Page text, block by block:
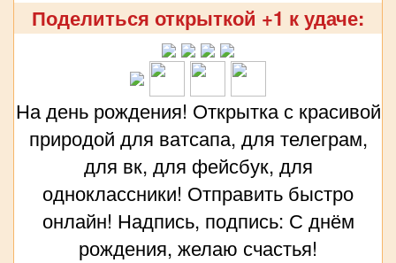
Поделиться открыткой +1 к удаче:
На день рождения! Открытка с красивой
природой для ватсапа, для телеграм,
для вк, для фейсбук, для
одноклассники! Отправить быстро
онлайн! Надпись, подпись: С днём
рождения, желаю счастья!